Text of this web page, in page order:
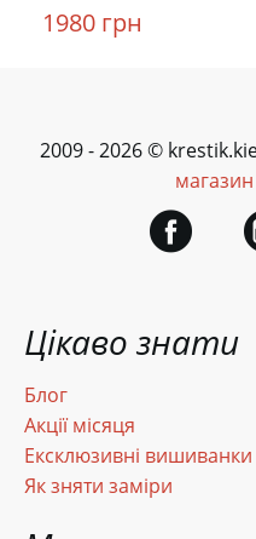
1980 грн
Цікаво знати
Блог
Акції місяця
Ексклюзивні вишиванки
Як зняти заміри
2009 - 2026 ©